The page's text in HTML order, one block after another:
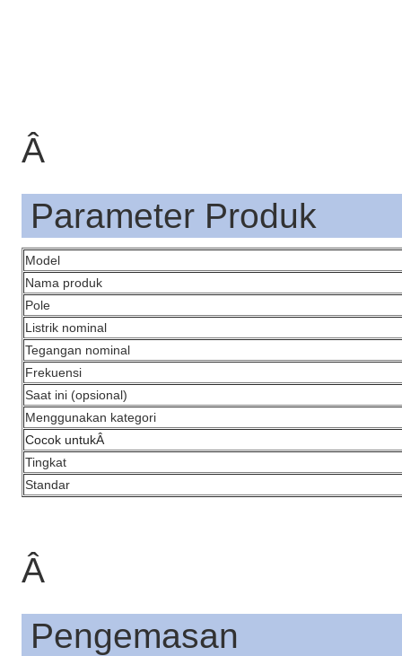
Â
Parameter Produk
Model
Nama produk
Pole
Listrik nominal
Tegangan nominal
Frekuensi
Saat ini (opsional)
Menggunakan kategori
Cocok untukÂ
Tingkat
Standar
Â
Pengemasan